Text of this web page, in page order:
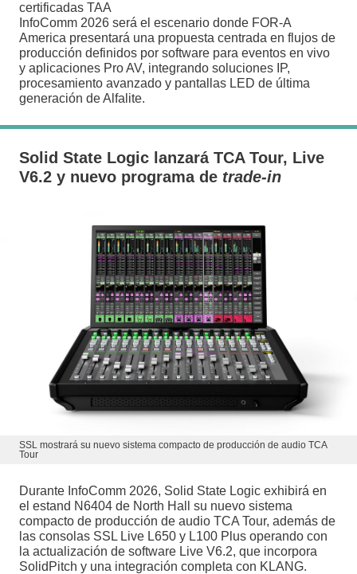
certificadas TAA
InfoComm 2026 será el escenario donde FOR-A
America presentará una propuesta centrada en flujos de
producción definidos por software para eventos en vivo
y aplicaciones Pro AV, integrando soluciones IP,
procesamiento avanzado y pantallas LED de última
generación de Alfalite.
Solid State Logic lanzará TCA Tour, Live
V6.2 y nuevo programa de trade-in
SSL mostrará su nuevo sistema compacto de producción de audio TCA
Tour
Durante InfoComm 2026, Solid State Logic exhibirá en
el estand N6404 de North Hall su nuevo sistema
compacto de producción de audio TCA Tour, además de
las consolas SSL Live L650 y L100 Plus operando con
la actualización de software Live V6.2, que incorpora
SolidPitch y una integración completa con KLANG.